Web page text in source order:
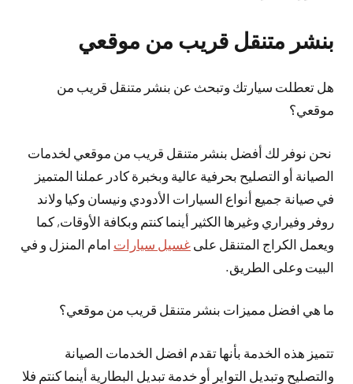
بنشر متنقل قريب من موقعي
هل تعطلت سيارتك وتبحث عن بنشر متنقل قريب من
موقعي؟
نحن نوفر لك أفضل بنشر متنقل قريب من موقعي لخدمات
الصيانة أو التصليح بحرفية عالية وبخبرة كادر عملنا المتميز
في صيانة جميع أنواع السيارات الأدودي ونيسان وكيا ولاند
روفر وفيراري وغيرها الكثير أينما كنتم وبكافة الأوقات, كما
ويعمل الكراج المتنقل على غسيل سيارات امام المنزل و في
البيت وعلى الطريق.
ما هي افضل مميزات بنشر متنقل قريب من موقعي؟
تتميز هذه الخدمة بأنها تقدم افضل الخدمات الصيانة
والتصليح وتبديل التواير أو خدمة تبديل البطارية أينما كنتم فلا